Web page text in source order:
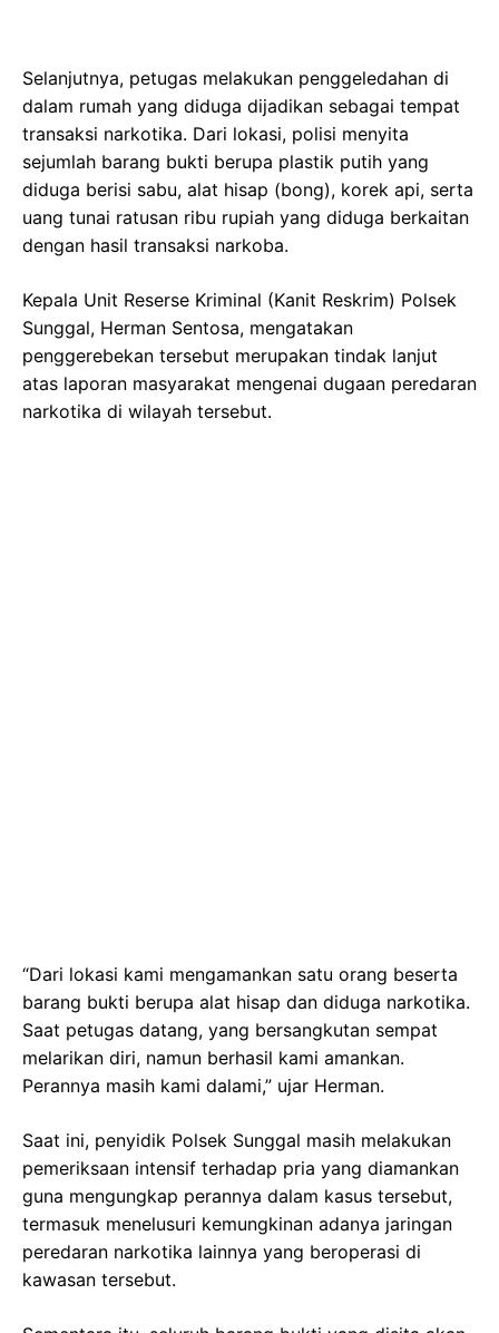
Selanjutnya, petugas melakukan penggeledahan di
dalam rumah yang diduga dijadikan sebagai tempat
transaksi narkotika. Dari lokasi, polisi menyita
sejumlah barang bukti berupa plastik putih yang
diduga berisi sabu, alat hisap (bong), korek api, serta
uang tunai ratusan ribu rupiah yang diduga berkaitan
dengan hasil transaksi narkoba.
Kepala Unit Reserse Kriminal (Kanit Reskrim) Polsek
Sunggal, Herman Sentosa, mengatakan
penggerebekan tersebut merupakan tindak lanjut
atas laporan masyarakat mengenai dugaan peredaran
narkotika di wilayah tersebut.
“Dari lokasi kami mengamankan satu orang beserta
barang bukti berupa alat hisap dan diduga narkotika.
Saat petugas datang, yang bersangkutan sempat
melarikan diri, namun berhasil kami amankan.
Perannya masih kami dalami,” ujar Herman.
Saat ini, penyidik Polsek Sunggal masih melakukan
pemeriksaan intensif terhadap pria yang diamankan
guna mengungkap perannya dalam kasus tersebut,
termasuk menelusuri kemungkinan adanya jaringan
peredaran narkotika lainnya yang beroperasi di
kawasan tersebut.